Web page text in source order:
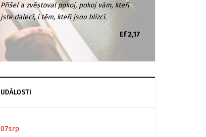
Přišel a zvěstoval pokoj, pokoj vám, kteří
jste dalecí, i těm, kteří jsou blízcí.
Ef 2,17
UDÁLOSTI
07srp